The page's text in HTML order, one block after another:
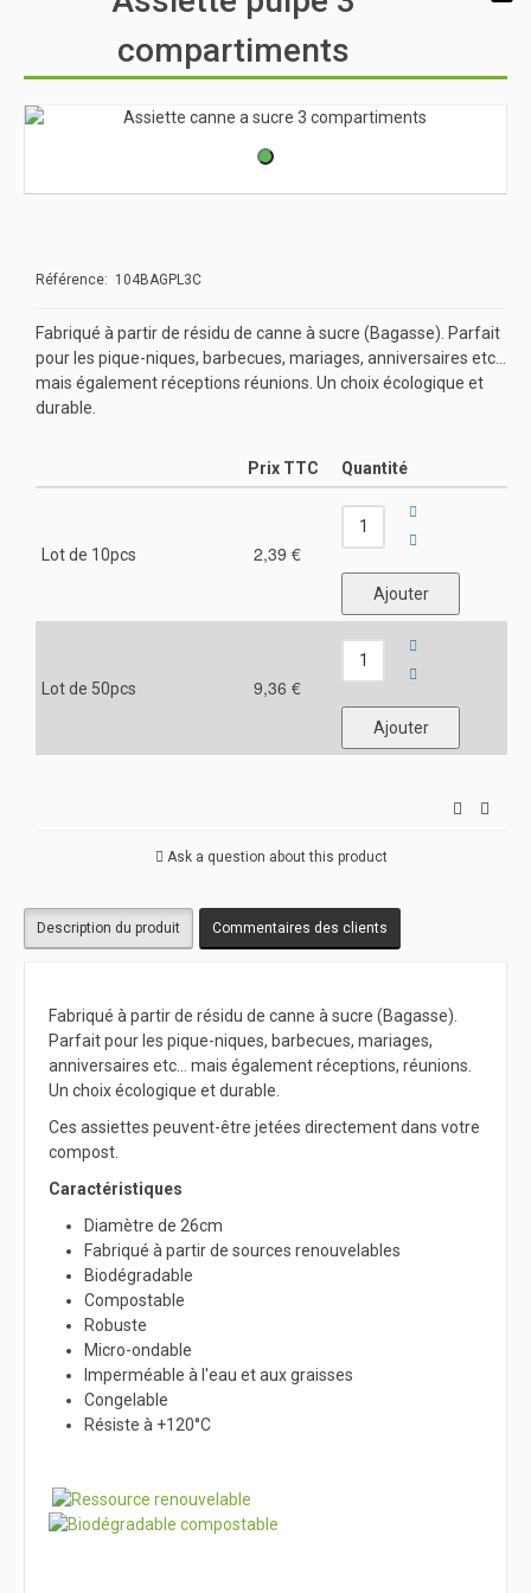
compartiments
Référence: 104BAGPL3C
Fabriqué à partir de résidu de canne à sucre (Bagasse). Parfait
pour les pique-niques, barbecues, mariages, anniversaires etc...
mais également réceptions réunions. Un choix écologique et
durable.
Prix TTC Quantité
Lot de 10pcs 2,39 €
Lot de 50pcs 9,36 €
Ask a question about this product
Description du produit Commentaires des clients
Fabriqué à partir de résidu de canne à sucre (Bagasse).
Parfait pour les pique-niques, barbecues, mariages,
anniversaires etc... mais également réceptions, réunions.
Un choix écologique et durable.
Ces assiettes peuvent-être jetées directement dans votre
compost.
Caractéristiques
Diamètre de 26cm
Fabriqué à partir de sources renouvelables
Biodégradable
Compostable
Robuste
Micro-ondable
Imperméable à l'eau et aux graisses
Congelable
Résiste à +120°C